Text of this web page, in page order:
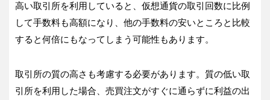
高い取引所を利用していると、仮想通貨の取引回数に比例
して手数料も高額になり、他の手数料の安いところと比較
すると何倍にもなってしまう可能性もあります。
取引所の質の高さも考慮する必要があります。質の低い取
引所を利用した場合、売買注文がすぐに通らずに利益の出